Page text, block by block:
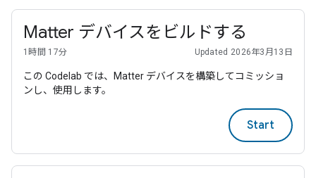
Matter デバイスをビルドする
1時間 17分 Updated 2026年3月13日
この Codelab では、Matter デバイスを構築してコミッショ
ンし、使用します。
Start